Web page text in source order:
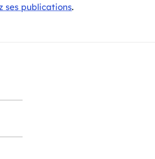
ses publications.